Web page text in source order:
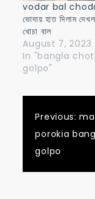
vodar bal
ভোদায় হাত দিলাম
খোচা বাল
August 7, 2023
In "bangla choti
golpo"
Post
Previous:
porokia
golpo